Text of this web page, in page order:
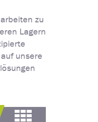
zu
Lagern
unsere
Standardansicht